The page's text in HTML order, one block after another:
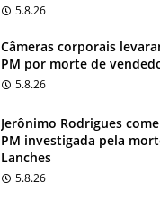
5.8.26
Câmeras corporais
PM por morte de
5.8.26
Jerônimo Rodrigues
PM investigada pela
Lanches
5.8.26